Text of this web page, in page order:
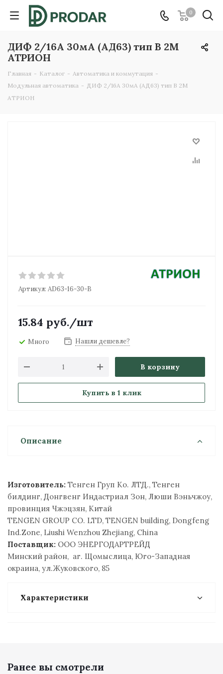
0
ДИФ 2/16А 30мА (АД63) тип B 2М
АТРИОН
Главная - Каталог - Автоматика и коммутация -
Модульная автоматика - ДИФ 2/16А 30мА (АД63) тип B 2М
АТРИОН
Артикул: AD63-16-30-B
15.84 руб./шт
Много Нашли дешевле?
В корзину
Купить в 1 клик
Описание
Изготовитель: Тенген Груп Ко. ЛТД., Тенген
билдинг, Донгвенг Индастриал Зон, Люши Вэньчжоу,
провинция Чжэцзян, Китай
TENGEN GROUP CO. LTD, TENGEN building, Dongfeng
Ind.Zone, Liushi Wenzhou Zhejiang, China
Поставщик: ООО ЭНЕРГОДАРТРЕЙД
Минский район, аг. Щомыслица, Юго-Западная
окраина, ул.Жуковского, 85
Характеристики
Ранее вы смотрели